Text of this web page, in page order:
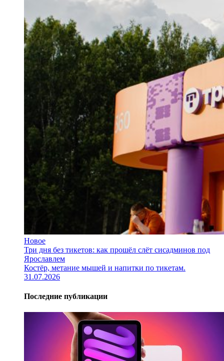
Новое
Три дня без тикетов: как прошёл слёт сисадминов под
Ярославлем
Костёр, метание мышей и напитки по тикетам.
31.07.2026
Последние публикации